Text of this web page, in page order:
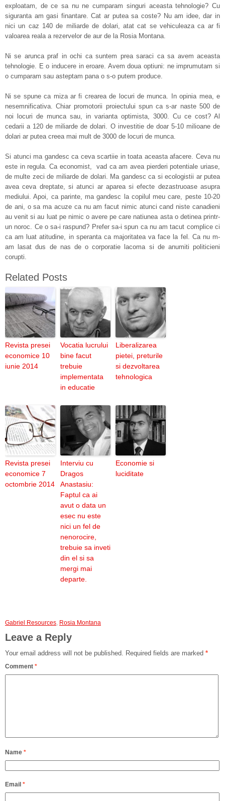
exploatam, de ce sa nu ne cumparam singuri aceasta tehnologie? Cu
siguranta am gasi finantare. Cat ar putea sa coste? Nu am idee, dar in
nici un caz 140 de miliarde de dolari, atat cat se vehiculeaza ca ar fi
valoarea reala a rezervelor de aur de la Rosia Montana.
Ni se arunca praf in ochi ca suntem prea saraci ca sa avem aceasta
tehnologie. E o inducere in eroare. Avem doua optiuni: ne imprumutam si
o cumparam sau asteptam pana o s-o putem produce.
Ni se spune ca miza ar fi crearea de locuri de munca. In opinia mea, e
nesemnificativa. Chiar promotorii proiectului spun ca s-ar naste 500 de
noi locuri de munca sau, in varianta optimista, 3000. Cu ce cost? Al
cedarii a 120 de miliarde de dolari. O investitie de doar 5-10 milioane de
dolari ar putea creea mai mult de 3000 de locuri de munca.
Si atunci ma gandesc ca ceva scartiie in toata aceasta afacere. Ceva nu
este in regula. Ca economist,
vad ca am avea pierderi potentiale uriase,
de multe zeci de miliarde de dolari. Ma gandesc ca si ecologistii ar putea
avea ceva dreptate, si atunci ar aparea si efecte dezastruoase asupra
mediului. Apoi, ca parinte, ma gandesc la copilul meu care, peste 10-20
de ani, o sa ma acuze ca nu am facut nimic atunci cand niste canadieni
au venit si au luat pe nimic o avere pe care natiunea asta o detinea printr-
un noroc. Ce o sa-i raspund? Prefer sa-i spun ca nu am tacut complice ci
ca am luat atitudine, in speranta ca majoritatea va face la fel. Ca nu m-
am lasat dus de nas de o corporatie lacoma si de anumiti politicieni
corupti.
Related Posts
Revista presei
economice 10
iunie 2014
Vocatia lucrului
bine facut
trebuie
implementata
in educatie
Liberalizarea
pietei, preturile
si dezvoltarea
tehnologica
Revista presei
economice 7
octombrie 2014
Interviu cu
Dragos
Anastasiu:
Faptul ca ai
avut o data un
esec nu este
nici un fel de
nenorocire,
trebuie sa inveti
din el si sa
mergi mai
departe.
Economie si
luciditate
Gabriel Resources, Rosia Montana
Leave a Reply
Your email address will not be published. Required fields are marked *
Comment *
Name *
Email *